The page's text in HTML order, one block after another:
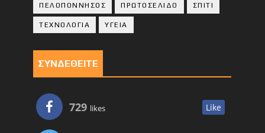
ΠΕΛΟΠΟΝΝΗΣΟΣ ΠΡΩΤΟΣΕΛΙΔΟ ΣΠΙΤΙ
ΤΕΧΝΟΛΟΓΙΑ ΥΓΕΙΑ
ΣΥΝΔΕΘΕΙΤΕ
729 likes Like